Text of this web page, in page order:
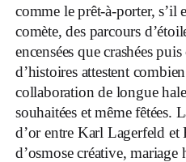
comme le prêt-à-porter, s’il
comète, des parcours
encensées que crashées
d’histoires attestent
collaboration de longue
souhaitées et même fêtées.
d’or entre Karl Lagerfeld et
d’osmose créative, mariage